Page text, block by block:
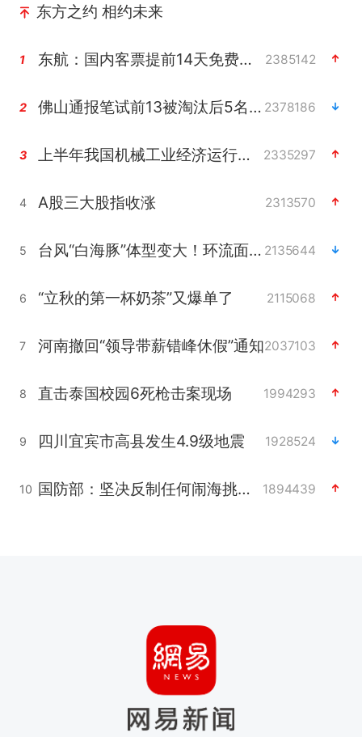
东方之约 相约未来
1 东航：国内客票提前14天免费退改 2385142
2 佛山通报笔试前13被淘汰后5名进体检 2378186
3 上半年我国机械工业经济运行稳中有进 2335297
4 A股三大股指收涨 2313570
5 台风“白海豚”体型变大！环流面积接近13个浙江那么大 2135644
6 “立秋的第一杯奶茶”又爆单了 2115068
7 河南撤回“领导带薪错峰休假”通知2037103
8 直击泰国校园6死枪击案现场 1994293
9 四川宜宾市高县发生4.9级地震 1928524
10 国防部：坚决反制任何闹海挑衅图谋 1894439